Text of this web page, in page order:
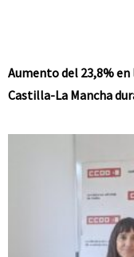
Aumento del 23,8%
Castilla-La Mancha